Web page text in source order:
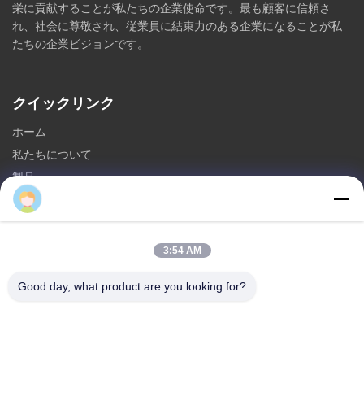
栄に貢献することが私たちの企業使命です。最も顧客に信頼さ
れ、社会に尊敬され、従業員に結束力のある企業になることが私
たちの企業ビジョンです。
クイックリンク
ホーム
私たちについて
製品
お問い合わせ
三角型アンテナ塔
3:54 AM
Good day, what product are you looking for?